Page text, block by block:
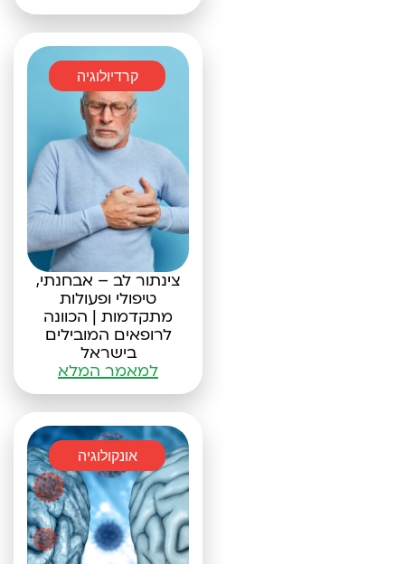
קרדיולוגיה
צינתור לב – אבחנתי,
טיפולי ופעולות
מתקדמות | הכוונה
לרופאים המובילים
בישראל
למאמר המלא
אונקולוגיה